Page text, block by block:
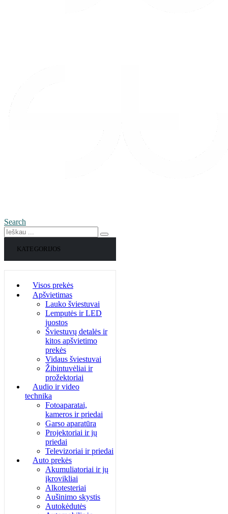
Search
KATEGORIJOS
Visos prekės
Apšvietimas
Lauko šviestuvai
Lemputės ir LED
juostos
Šviestuvų detalės ir
kitos apšvietimo
prekės
Vidaus šviestuvai
Žibintuvėliai ir
prožektoriai
Audio ir video
technika
Fotoaparatai,
kameros ir priedai
Garso aparatūra
Projektoriai ir jų
priedai
Televizoriai ir priedai
Auto prekės
Akumuliatoriai ir jų
įkrovikliai
Alkotesteriai
Aušinimo skystis
Autokėdutės